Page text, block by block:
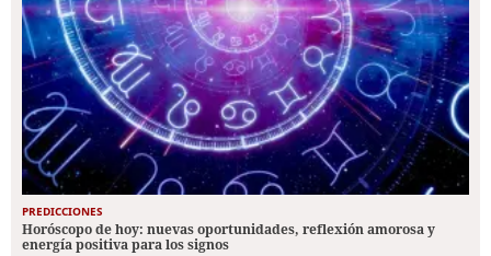
PREDICCIONES
Horóscopo de hoy: nuevas oportunidades, reflexión amorosa y
energía positiva para los signos